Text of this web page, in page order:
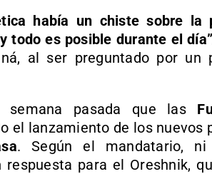
había un chiste sobre la
todo es posible durante el día”
al ser preguntado por un
pasada que las
el lanzamiento de los nuevos
. Según el mandatario,
respuesta para el Oreshnik,